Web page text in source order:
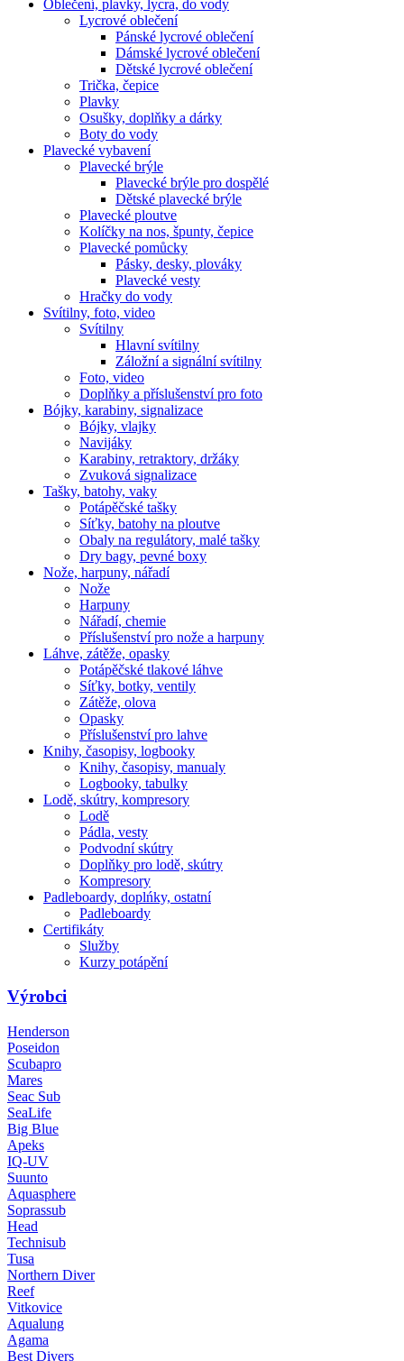
Oblečení, plavky, lycra, do vody
Lycrové oblečení
Pánské lycrové oblečení
Dámské lycrové oblečení
Dětské lycrové oblečení
Trička, čepice
Plavky
Osušky, doplňky a dárky
Boty do vody
Plavecké vybavení
Plavecké brýle
Plavecké brýle pro dospělé
Dětské plavecké brýle
Plavecké ploutve
Kolíčky na nos, špunty, čepice
Plavecké pomůcky
Pásky, desky, plováky
Plavecké vesty
Hračky do vody
Svítilny, foto, video
Svítilny
Hlavní svítilny
Záložní a signální svítilny
Foto, video
Doplňky a příslušenství pro foto
Bójky, karabiny, signalizace
Bójky, vlajky
Navijáky
Karabiny, retraktory, držáky
Zvuková signalizace
Tašky, batohy, vaky
Potápěčské tašky
Síťky, batohy na ploutve
Obaly na regulátory, malé tašky
Dry bagy, pevné boxy
Nože, harpuny, nářadí
Nože
Harpuny
Nářadí, chemie
Příslušenství pro nože a harpuny
Láhve, zátěže, opasky
Potápěčské tlakové láhve
Síťky, botky, ventily
Zátěže, olova
Opasky
Příslušenství pro lahve
Knihy, časopisy, logbooky
Knihy, časopisy, manualy
Logbooky, tabulky
Lodě, skútry, kompresory
Lodě
Pádla, vesty
Podvodní skútry
Doplňky pro lodě, skútry
Kompresory
Padleboardy, doplńky, ostatní
Padleboardy
Certifikáty
Služby
Kurzy potápění
Výrobci
Henderson
Poseidon
Scubapro
Mares
Seac Sub
SeaLife
Big Blue
Apeks
IQ-UV
Suunto
Aquasphere
Soprassub
Head
Technisub
Tusa
Northern Diver
Reef
Vitkovice
Aqualung
Agama
Best Divers